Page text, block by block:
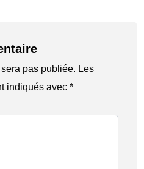
pas publiée. Les
indiqués avec *